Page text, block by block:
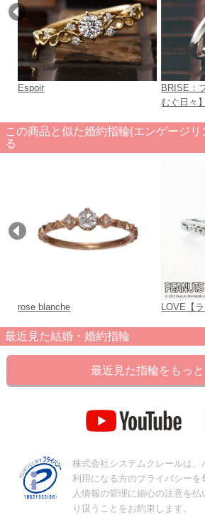
Espoir
BRISE：
むぐ日々】
この商品と似た婚約指輪(エンゲージ
る
rose blanche LOVE【ラ
最近見た結婚・婚約指輪
最近見た指輪をもっ
株式会社システムクレールは、
利用になる方のプライバシーを
人情報の管理に細心の注意を払
り扱うことをお約束します。